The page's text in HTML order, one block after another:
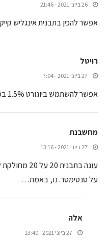
26 ביוני 2021 - 21:46
אפשר להכין בתבנית אינגליש
רויטל
27 ביוני 2021 - 7:04
אפשר להשתמש ביוגורט 1.5% במתיקות מעודנת?
מחשבנת
27 ביוני 2021 - 13:16
על סנטימטר. נו, באמת…
אלה
27 ביוני 2021 - 13:40